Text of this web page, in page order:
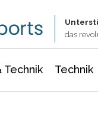
das
Technik Technik